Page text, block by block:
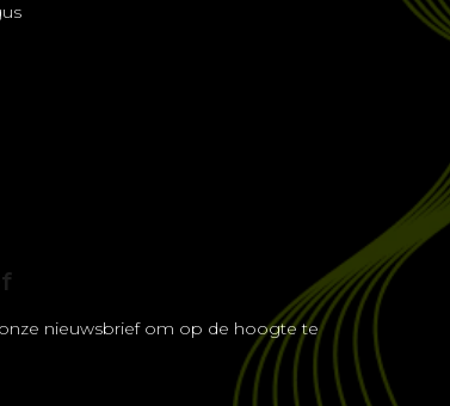
nieuwsbrief om op de hoogte te